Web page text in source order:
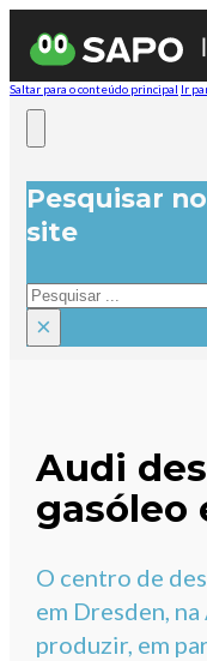
Saltar para o conteúdo principal Ir
Pesquisar no
site
Pesquisar
×
Audi
gasóleo
O centro de
em Dresden,
produzir, em